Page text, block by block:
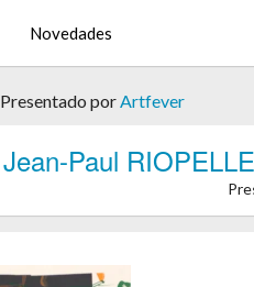
Novedades
Presentado porArtfever
Jean-Paul RIOPELLE